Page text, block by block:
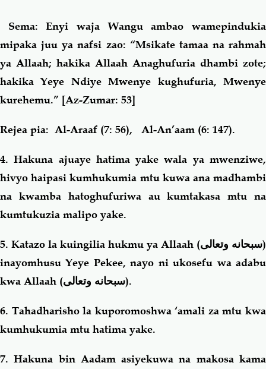
Sema: Enyi waja Wangu ambao wamepindukia
mipaka juu ya nafsi zao: “Msikate tamaa na rahmah
ya Allaah; hakika Allaah Anaghufuria dhambi zote;
hakika Yeye Ndiye Mwenye kughufuria, Mwenye
kurehemu.” [Az-Zumar: 53]
Rejea pia: Al-Araaf (7: 56), Al-An’aam (6: 147).
4. Hakuna ajuaye hatima yake wala ya mwenziwe,
hivyo haipasi kumhukumia mtu kuwa ana madhambi
na kwamba hatoghufuriwa au kumtakasa mtu na
kumtukuzia malipo yake.
5. Katazo la kuingilia hukmu ya Allaah (سبحانه وتعالى)
inayomhusu Yeye Pekee, nayo ni ukosefu wa adabu
kwa Allaah (سبحانه وتعالى).
6. Tahadharisho la kuporomoshwa ‘amali za mtu kwa
kumhukumia mtu hatima yake.
7. Hakuna bin Aadam asiyekuwa na makosa kama